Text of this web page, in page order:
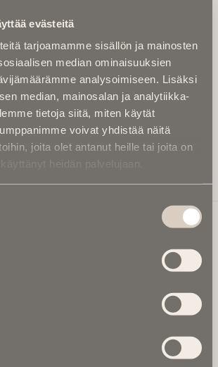
evästeitä
tarjoamamme sisällön ja mainosten
median ominaisuuksien
analysoimiseen. Lisäksi
median, mainosalan ja analytiikka-
tietoja siitä, miten käytät
voivat yhdistää näitä
joita olet antanut heille tai joita on
heidän palvelujaan.
niin saat kaksi kertaa
artikkelit jää huomaamatta.
eikä se velvoita mihinkään.
johon haluat uutiskirjeen
Julkaisemme uusimmat